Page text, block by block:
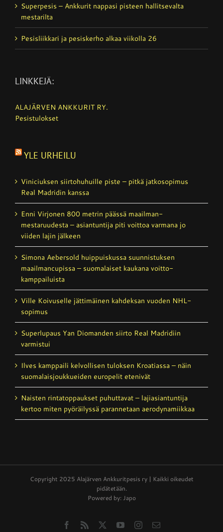
Superpesis – Ankkurit nappasi pisteen hallitsevalta
mestarilta
Pesisliikkari ja pesiskerho alkaa viikolla 26
LINKKEJÄ:
ALAJÄRVEN ANKKURIT RY.
Pesistulokset
YLE URHEILU
Viniciuksen siirtohuhuille piste – pitkä jatkosopimus
Real Madridin kanssa
Enni Virjonen 800 metrin päässä maailman­
mestaruudesta – asiantuntija piti voittoa varmana jo
viiden lajin jälkeen
Simona Aebersold huippuiskussa suunnistuksen
maailmancupissa – suomalaiset kaukana voitto­
kamppailuista
Ville Koivuselle jättimäinen kahdeksan vuoden NHL-
sopimus
Superlupaus Yan Diomanden siirto Real Madridiin
varmistui
Ilves kamppaili kelvollisen tuloksen Kroatiassa – näin
suomalaisjoukkueiden europelit etenivät
Naisten rintatoppaukset puhuttavat – laji­asiantuntija
kertoo miten pyöräilyssä parannetaan aerodynamiikkaa
Copyright 2025 Alajärven Ankkuritpesis ry | Kaikki oikeudet
pidätetään.
Powered by: Japo
Facebook
Rss YouTubeInstagram
Email